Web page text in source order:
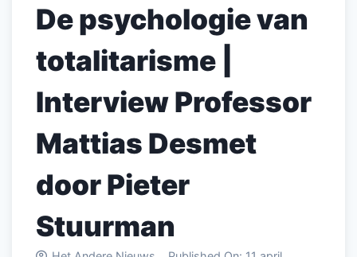
De psychologie van
totalitarisme |
Interview Professor
Mattias Desmet
door Pieter
Stuurman